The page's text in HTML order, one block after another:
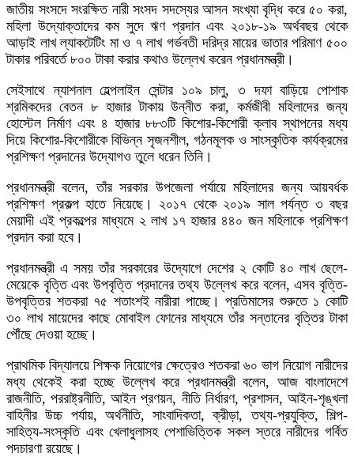
জাতীয় সংসদে সংরক্ষিত নারী সংসদ সদস্যের আসন সংখ্যা বৃদ্ধি করে ৫০ করা,
মহিলা উদ্যোক্তাদের কম সুদে ঋণ প্রদান এবং ২০১৮-১৯ অর্থবছর থেকে
আড়াই লাখ ল্যাকটেটিং মা ও ৭ লাখ গর্ভবতী দরিদ্র মায়ের ভাতার পরিমাণ ৫০০
টাকার পরিবর্তে ৮০০ টাকা করার কথাও উল্লেখ করেন প্রধানমন্ত্রী।
সেইসাথে ন্যাশনাল হেল্পলাইন সেন্টার ১০৯ চালু, ৩ দফা বাড়িয়ে পোশাক
শ্রমিকদের বেতন ৮ হাজার টাকায় উন্নীত করা, কর্মজীবী মহিলাদের জন্য
হোস্টেল নির্মাণ এবং ৪ হাজার ৮৮৩টি কিশোর-কিশোরী ক্লাব স্থাপনের মধ্য
দিয়ে কিশোর-কিশোরীকে বিভিন্ন সৃজনশীল, গঠনমূলক ও সাংস্কৃতিক কার্যক্রমের
প্রশিক্ষণ প্রদানের উদ্যোগও তুলে ধরেন তিনি।
প্রধানমন্ত্রী বলেন, তাঁর সরকার উপজেলা পর্যায়ে মহিলাদের জন্য আয়বর্ধক
প্রশিক্ষণ প্রকল্প হাতে নিয়েছে। ২০১৭ থেকে ২০১৯ সাল পর্যন্ত ৩ বছর
মেয়াদী এই প্রকল্পের মাধ্যমে ২ লাখ ১৭ হাজার ৪৪০ জন মহিলাকে প্রশিক্ষণ
প্রদান করা হবে।
প্রধানমন্ত্রী এ সময় তাঁর সরকারের উদ্যোগে দেশের ২ কোটি ৪০ লাখ ছেলে-
মেয়েকে বৃত্তি এবং উপবৃত্তি প্রদানের তথ্য উল্লেখ করে বলেন, এসব বৃত্তি-
উপবৃত্তির শতকরা ৭৫ শতাংশই নারীরা পাচ্ছে। প্রতিমাসের শুরুতে ১ কোটি
৩০ লাখ মায়েদের কাছে মোবাইল ফোনের মাধ্যমে তাঁর সন্তানের বৃত্তির টাকা
পৌঁছে দেওয়া হচ্ছে।
প্রাথমিক বিদ্যালয়ে শিক্ষক নিয়োগের ক্ষেত্রেও শতকরা ৬০ ভাগ নিয়োগ নারীদের
মধ্য থেকেই করা হচ্ছে উল্লেখ করে প্রধানমন্ত্রী বলেন, আজ বাংলাদেশে
রাজনীতি, পররাষ্ট্রনীতি, আইন প্রণয়ন, নীতি নির্ধারণ, প্রশাসন, আইন-শৃঙ্খলা
বাহিনীর উচ্চ পর্যায়, অর্থনীতি, সাংবাদিকতা, ক্রীড়া, তথ্য-প্রযুক্তি, শিল্প-
সাহিত্য-সংস্কৃতি এবং খেলাধুলাসহ পেশাভিত্তিক সকল স্তরে নারীদের গর্বিত
পদচারণা রয়েছে।